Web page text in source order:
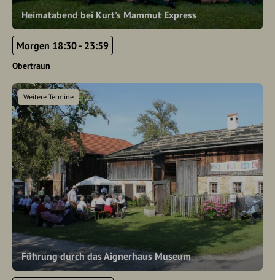
Heimatabend bei Kurt's Mammut Express
Morgen 18:30 - 23:59
Obertraun
Führung durch das Aignerhaus Museum
Weitere Termine